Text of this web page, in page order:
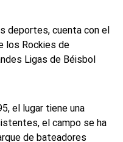
deportes, cuenta con el
los Rockies de
Ligas de Béisbol
el lugar tiene una
el campo se ha
de bateadores